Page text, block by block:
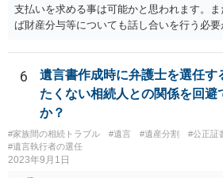
支払いを求める事は可能かと思われます。
ば財産分与等についても話し合いを行う必
士事務所へご相談されると良いでしょう。
6
遺言書作成時に弁護士を選任す
たくない相続人との関係を回避
か？
#家族間の相続トラブル #遺言 #遺産分割 #公正証
#遺言執行者の選任
2023年9月1日